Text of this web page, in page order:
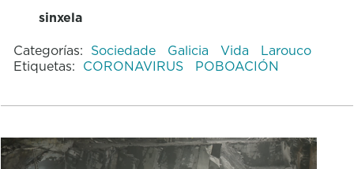
sinxela
Categorías: Sociedade Galicia Vida
Larouco
Etiquetas: CORONAVIRUS POBOACIÓN